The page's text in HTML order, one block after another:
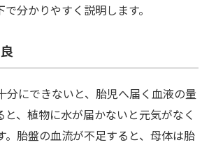
分かりやすく説明します。
分にできないと、胎児へ届く血液の量
と、植物に水が届かないと元気がなく
。胎盤の血流が不足すると、母体は胎